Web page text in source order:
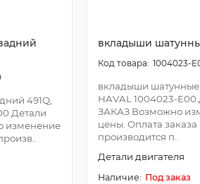
491Q,
изменение
вкладыши
1004023-
вкладыши шатунные
HAVAL 1004023-
ЗАКАЗ Возможно
цены. Оплата заказа
производится п..
Детали двигателя
Под заказ